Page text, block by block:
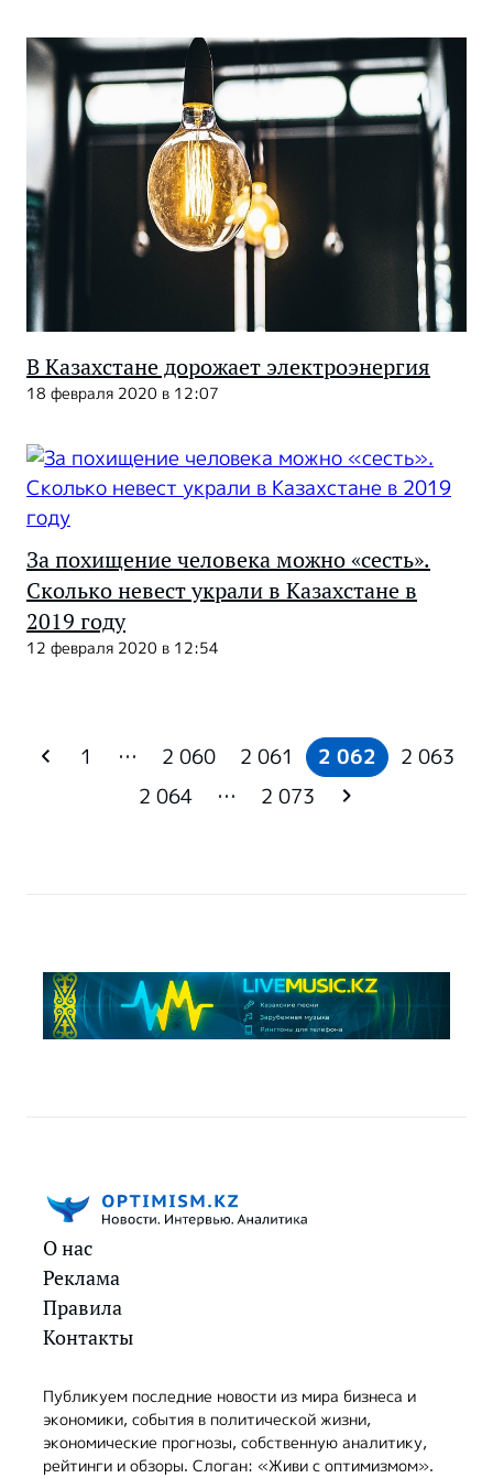
В Казахстане дорожает электроэнергия
18 февраля 2020 в 12:07
За похищение человека можно «сесть».
Сколько невест украли в Казахстане в
2019 году
12 февраля 2020 в 12:54
1 … 2 060 2 061 2 062
2 063
2 064
… 2 073
О нас
Реклама
Правила
Контакты
Публикуем последние новости из мира бизнеса и
экономики, события в политической жизни,
экономические прогнозы, собственную аналитику,
рейтинги и обзоры. Слоган: «Живи с оптимизмом».